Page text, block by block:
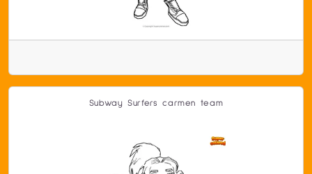
Subway Surfers carmen team